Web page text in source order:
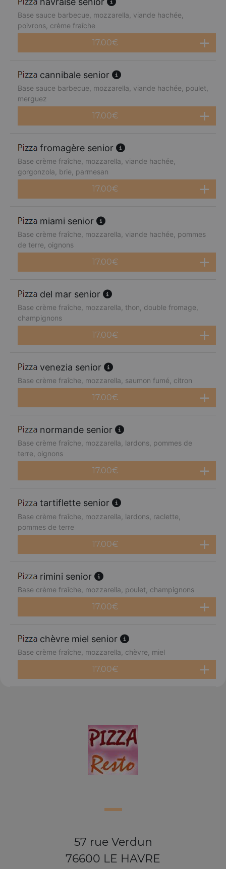
Base sauce barbecue, mozzarella, viande hachée,
poivrons, crème fraîche
17.00€
cannibale senior
Base sauce barbecue, mozzarella, viande hachée, poulet,
merguez
17.00€
fromagère senior
Base crème fraîche, mozzarella, viande hachée,
gorgonzola, brie, parmesan
17.00€
miami senior
Base crème fraîche, mozzarella, viande hachée, pommes
de terre, oignons
17.00€
del mar senior
Base crème fraîche, mozzarella, thon, double fromage,
champignons
17.00€
venezia senior
Base crème fraîche, mozzarella, saumon fumé, citron
17.00€
normande senior
Base crème fraîche, mozzarella, lardons, pommes de
terre, oignons
17.00€
tartiflette senior
Base crème fraîche, mozzarella, lardons, raclette,
pommes de terre
17.00€
rimini senior
Base crème fraîche, mozzarella, poulet, champignons
17.00€
chèvre miel senior
Base crème fraîche, mozzarella, chèvre, miel
17.00€
57 rue Verdun
76600 LE HAVRE